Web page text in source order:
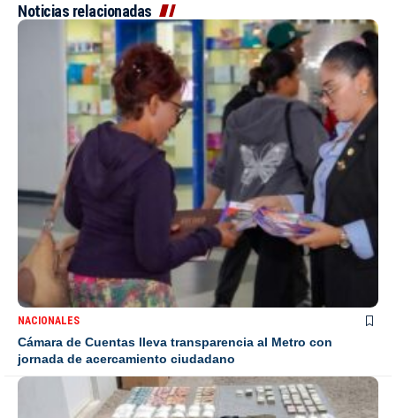
Noticias relacionadas
NACIONALES
Cámara de Cuentas lleva transparencia al Metro con
jornada de acercamiento ciudadano